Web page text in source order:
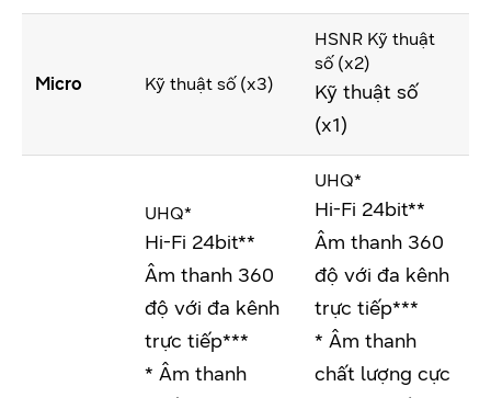
Micro Kỹ thuật số (x3)
HSNR Kỹ thuật
số (x2)
Kỹ thuật số
(x1)
UHQ*
Hi-Fi 24bit**
Âm thanh 360
độ với đa kênh
trực tiếp***
* Âm thanh
UHQ*
Hi-Fi 24bit**
Âm thanh 360
độ với đa kênh
trực tiếp***
* Âm thanh
chất lượng cực